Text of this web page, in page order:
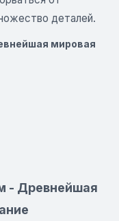
деталей.
мировая
- Древнейшая